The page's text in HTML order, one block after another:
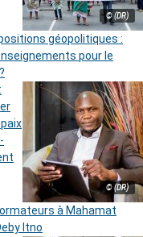
© (DR)
géopolitiques :
pour le
© (DR)
à Mahamat
Itno